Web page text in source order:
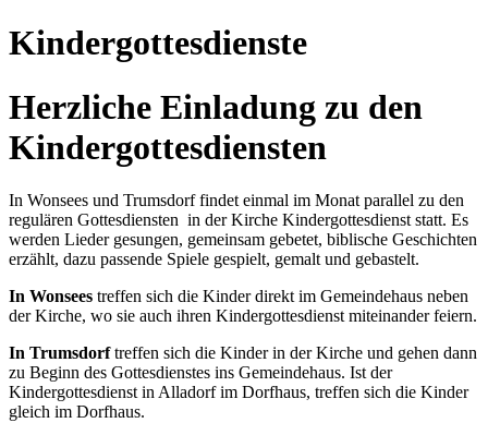
Kindergottesdienste
Herzliche Einladung zu den
Kindergottesdiensten
In Wonsees und Trumsdorf findet einmal im Monat parallel zu den
regulären Gottesdiensten in der Kirche Kindergottesdienst statt. Es
werden Lieder gesungen, gemeinsam gebetet, biblische Geschichten
erzählt, dazu passende Spiele gespielt, gemalt und gebastelt.
In Wonsees treffen sich die Kinder direkt im Gemeindehaus neben
der Kirche, wo sie auch ihren Kindergottesdienst miteinander feiern.
In Trumsdorftreffen sich die Kinder in der Kirche und gehen dann
zu Beginn des Gottesdienstes ins Gemeindehaus. Ist der
Kindergottesdienst in Alladorf im Dorfhaus, treffen sich die Kinder
gleich im Dorfhaus.